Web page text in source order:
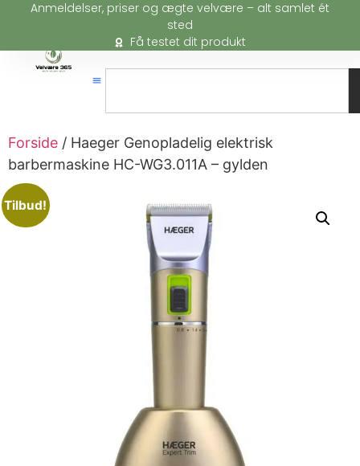
Anmeldelser, priser og ægte velvære – alt samlet ét
sted
Få testet dit produkt
Forside / Haeger Genopladelig elektrisk
barbermaskine HC-WG3.011A – gylden
Tilbud!